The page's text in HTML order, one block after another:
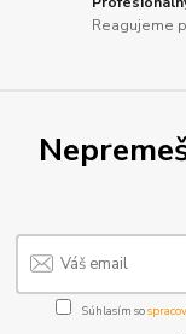
Reagujeme
Súhlasím so